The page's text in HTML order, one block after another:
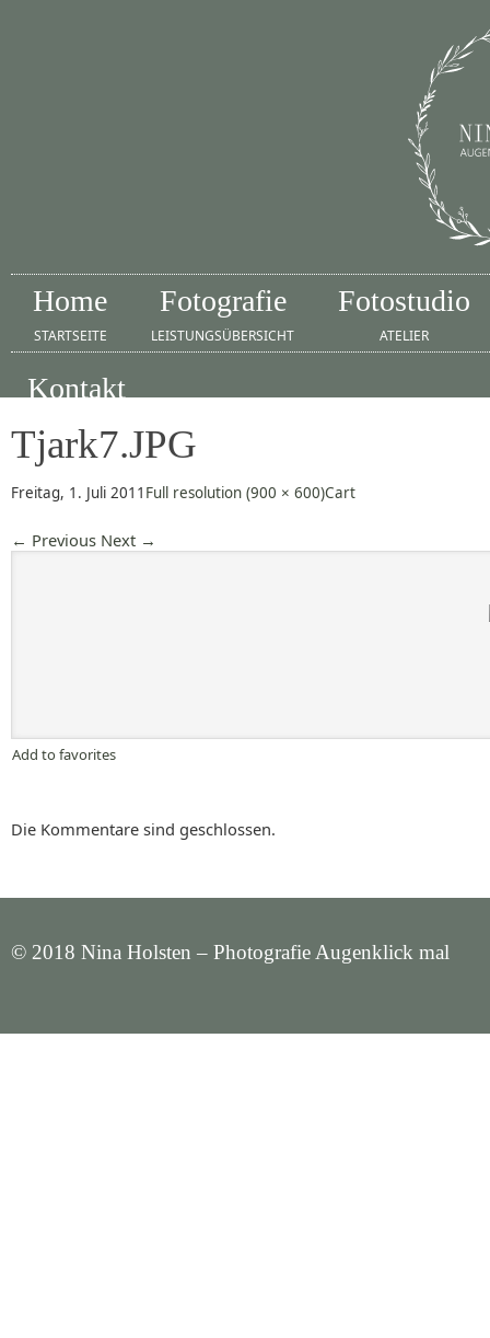
Home
STARTSEITE
Fotografie
LEISTUNGSÜBERSICHT
Fotostudio
ATELIER
Kontakt
Tjark7.JPG
Freitag, 1. Juli 2011 Full resolution (900 × 600)Cart
← Previous Next →
Add to favorites
Die Kommentare sind geschlossen.
© 2018 Nina Holsten – Photografie Augenklick mal